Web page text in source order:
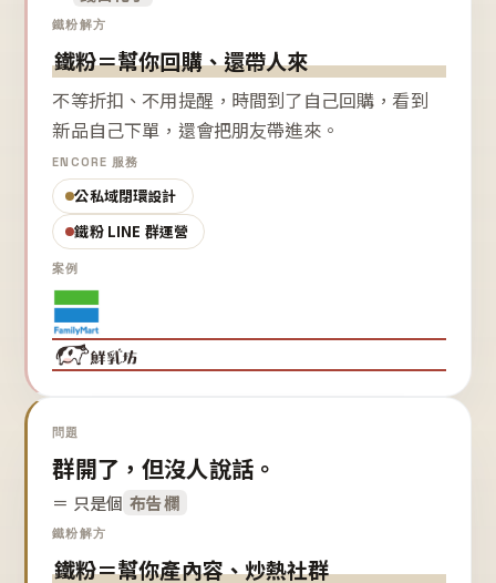
鐵粉解方
鐵粉＝幫你回購、還帶人來
不等折扣、不用提醒，時間到了自己回購，看到
新品自己下單，還會把朋友帶進來。
ENCORE 服務
公私域閉環設計
鐵粉 LINE 群運營
案例
問題
群開了，但沒人說話。
＝ 只是個 布告欄
鐵粉解方
鐵粉＝幫你產內容、炒熱社群